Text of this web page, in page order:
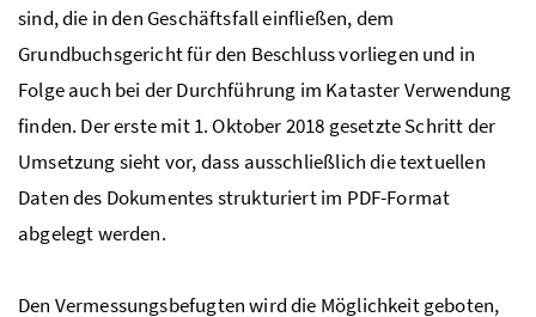
sind, die in den Geschäftsfall einfließen, dem
Grundbuchsgericht für den Beschluss vorliegen und in
Folge auch bei der Durchführung im Kataster Verwendung
finden. Der erste mit 1. Oktober 2018 gesetzte Schritt der
Umsetzung sieht vor, dass ausschließlich die textuellen
Daten des Dokumentes strukturiert im PDF-Format
abgelegt werden.
Den Vermessungsbefugten wird die Möglichkeit geboten,